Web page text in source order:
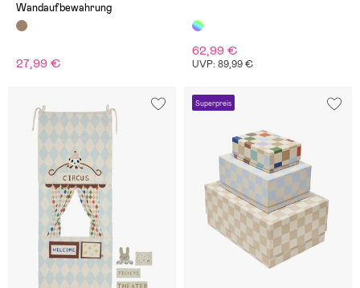
Wandaufbewahrung
27,99 €
62,99 €
UVP: 89,99 €
Superpreis